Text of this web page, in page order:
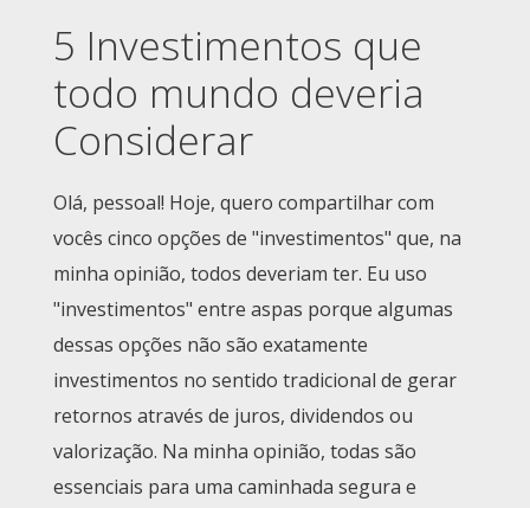
5 Investimentos que
todo mundo deveria
Considerar
Olá, pessoal! Hoje, quero compartilhar com
vocês cinco opções de "investimentos" que, na
minha opinião, todos deveriam ter. Eu uso
"investimentos" entre aspas porque algumas
dessas opções não são exatamente
investimentos no sentido tradicional de gerar
retornos através de juros, dividendos ou
valorização. Na minha opinião, todas são
essenciais para uma caminhada segura e